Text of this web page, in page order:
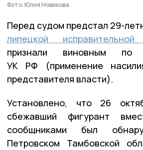
Фото: Юлия Новикова
Перед судом предстал 29-
липецкой исправительной
признали виновным по
УК РФ (применение
представителя власти).
Установлено, что 26
сбежавший фигурант
сообщниками был
Петровском Тамбовской